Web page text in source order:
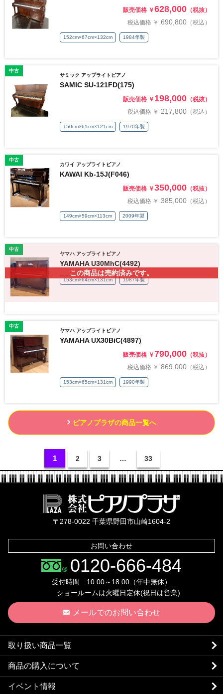
販売価格 ￥628,000 （税抜）
税込価格 ￥ 690,800 （税込）
152cm×67cm×132cm 1984年製
中古
サミック アップライトピアノ
SAMIC SU-121FD(175)
販売価格 ￥ 198,000 （税抜）
税込価格 ￥ 217,800 （税込）
150cm×61cm×121cm 1970年製
中古
カワイ アップライトピアノ
KAWAI Kb-15J(F046)
販売価格 ￥350,000 （税抜）
税込価格 ￥ 385,000 （税込）
149cm×59cm×113cm 2009年製
この商品は売約済みです。
中古
ヤマハ アップライトピアノ
YAMAHA U30MhC(4492)
153cm×64cm×131cm 1987年製
中古
ヤマハ アップライトピアノ
YAMAHA UX30BiC(4897)
販売価格 ￥790,000 （税抜）
税込価格 ￥ 869,000 （税込）
153cm×65cm×131cm 1990年製
ピアノプラザの商品一覧へ
1 2 3 … 33
〒278-0022 千葉県野田市山崎1604-2
お問い合わせ
0120-666-484
受付時間 10:00～18:00（年中無休）
ショールームは火曜日定休(祝日は営業)
メールでのお問い合わせ
取り扱い商品一覧
商品の購入について
イベント情報